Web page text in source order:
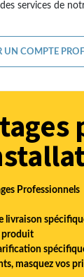
services de
UN COMPTE
Professionnels
livraison
produit
masquez vos